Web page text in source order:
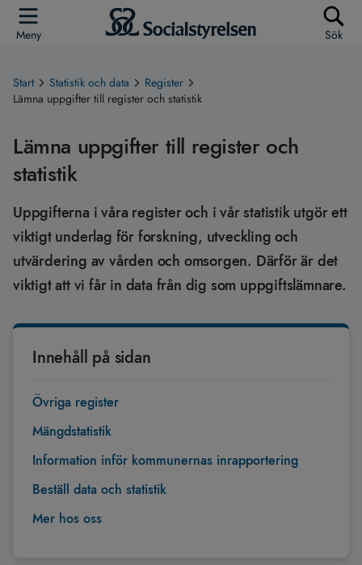
Meny Sök
Start Statistik och data
Register
Lämna uppgifter till register och statistik
Lämna uppgifter till register och
statistik
Uppgifterna i våra register och i vår statistik utgör ett
viktigt underlag för forskning, utveckling och
utvärdering av vården och omsorgen. Därför är det
viktigt att vi får in data från dig som uppgiftslämnare.
Innehåll på sidan
Övriga register
Mängdstatistik
Information inför kommunernas inrapportering
Beställ data och statistik
Mer hos oss